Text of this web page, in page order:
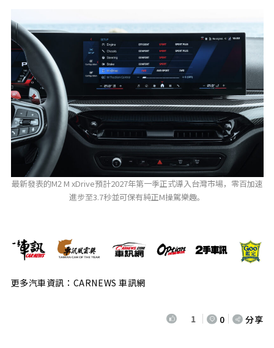
最新發表的M2 M xDrive預計2027年第一季正式導入台灣市場，零百加速
進步至3.7秒並可保有純正M操駕樂趣。
更多汽車資訊：CARNEWS 車訊網
1 0 分享